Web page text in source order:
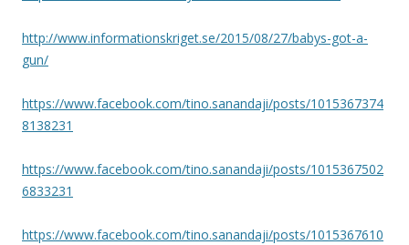
http://www.informationskriget.se/2015/08/27/babys-got-a-
gun/
https://www.facebook.com/tino.sanandaji/posts/1015367374
8138231
https://www.facebook.com/tino.sanandaji/posts/1015367502
6833231
https://www.facebook.com/tino.sanandaji/posts/1015367610